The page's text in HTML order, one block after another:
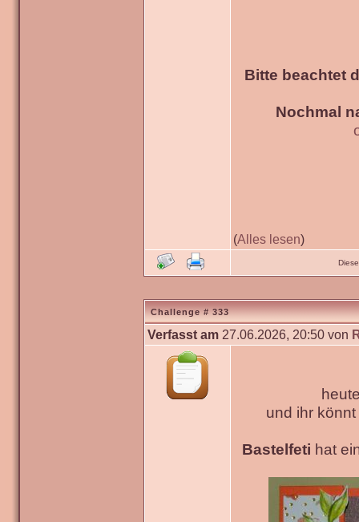
Bitte beachtet
Nochmal
(Alles lesen)
Challenge # 333
Verfasst am 27.06.2026, 20:50 von
und ihr
Bastelfeti hat